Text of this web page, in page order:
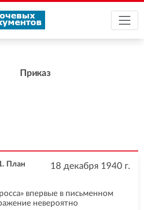
Приказ
18 декабря 1940 г.
План
впервые в письменном
невероятно